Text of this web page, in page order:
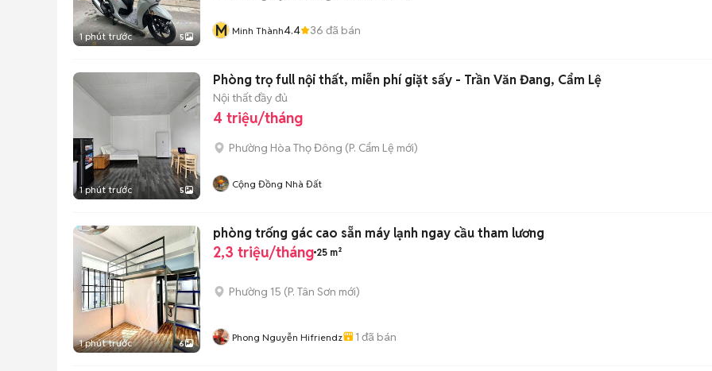
1 phút trước 5 M Minh Thành4.4 36 đã bán
1 phút trước 5
Phòng trọ full nội thất, miễn phí giặt sấy - Trần Văn Đang, Cẩm Lệ
Nội thất đầy đủ
4 triệu/tháng
Phường Hòa Thọ Đông (P. Cẩm Lệ mới)
Cộng Đồng Nhà Đất
1 phút trước 6
phòng trống gác cao sẵn máy lạnh ngay cầu tham lương
2,3 triệu/tháng 25 m²
Phường 15 (P. Tân Sơn mới)
Phong Nguyễn Hifriendz 1 đã bán